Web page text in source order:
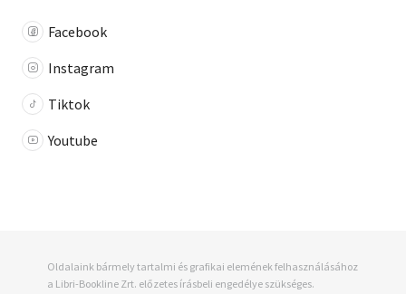
Facebook
Instagram
Tiktok
Youtube
Oldalaink bármely tartalmi és grafikai elemének felhasználásához
a Libri-Bookline Zrt. előzetes írásbeli engedélye szükséges.